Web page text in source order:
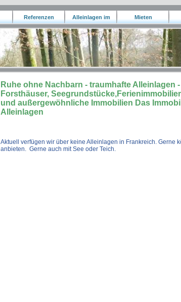
Referenzen
Alleinlagen im
Ausland
Mieten
Ruhe ohne Nachbarn - traumhafte Alleinlagen
Forsthäuser,
und außergewöhnliche Immobilien Das
Alleinlagen
Aktuell verfügen wir über keine Alleinlagen in Frankreich. Gerne
anbieten. Gerne auch mit See oder Teich.